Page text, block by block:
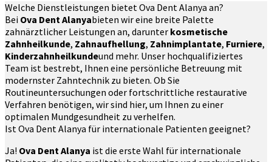
Welche Dienstleistungen bietet Ova Dent Alanya an?
Bei Ova Dent Alanyabieten wir eine breite Palette
zahnärztlicher Leistungen an, darunter kosmetische
Zahnheilkunde, Zahnaufhellung, Zahnimplantate, Furniere,
Kinderzahnheilkundeund mehr. Unser hochqualifiziertes
Team ist bestrebt, Ihnen eine persönliche Betreuung mit
modernster Zahntechnik zu bieten. Ob Sie
Routineuntersuchungen oder fortschrittliche restaurative
Verfahren benötigen, wir sind hier, um Ihnen zu einer
optimalen Mundgesundheit zu verhelfen.
Ist Ova Dent Alanya für internationale Patienten geeignet?
Ja! Ova Dent Alanya ist die erste Wahl für internationale